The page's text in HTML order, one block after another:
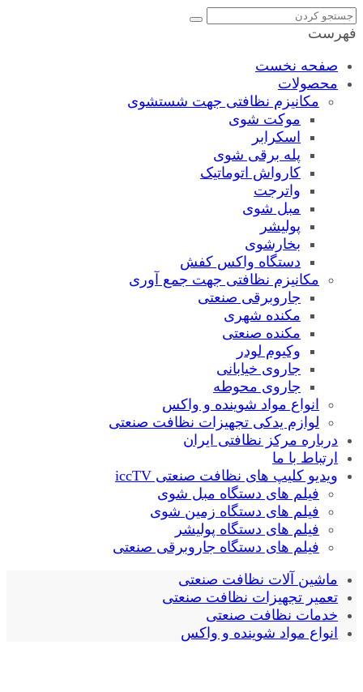
فهرست
صفحه نخست
محصولات
مکانیزم نظافتی جهت شستشوی
موکت شوی
اسکرابر
پله برقی شوی
کارواش اتوماتیک
واترجت
مبل شوی
پولیشر
بخارشوی
دستگاه واکس کفش
مکانیزم نظافتی جهت جمع آوری
جاروبرقی صنعتی
مکنده شهری
مکنده صنعتی
وکیوم لودر
جاروی خیابانی
جاروی محوطه
انواع مواد شوینده و واکس
لوازم یدکی تجهیزات نظافت صنعتی
درباره مرکز نظافتی ایران
ارتباط با ما
ویدیو کلیپ های نظافت صنعتی iccTV
فیلم های دستگاه مبل شوی
فیلم های دستگاه زمین شوی
فیلم های دستگاه پولیشر
فیلم های دستگاه جاروبرقی صنعتی
ماشین آلات نظافت صنعتی
تعمیر تجهیزات نظافت صنعتی
خدمات نظافت صنعتی
انواع مواد شوینده و واکس